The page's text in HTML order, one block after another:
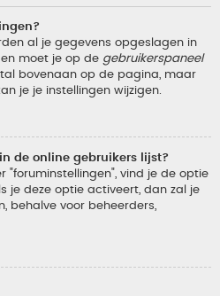
al je gegevens opgeslagen in
moet je op de gebruikerspaneel
bovenaan op de pagina, maar
je je instellingen wijzigen.
de online gebruikers lijst?
"foruminstellingen", vind je de optie
je deze optie activeert, dan zal je
behalve voor beheerders,